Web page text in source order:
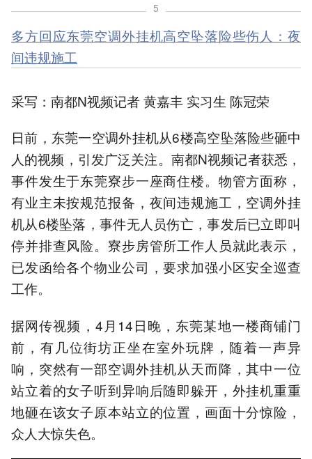
5
多方回应东莞空调外挂机高空坠落险些伤人：夜
间违规施工
采写：南都N视频记者 黄嘉丰 实习生 陈冠荣
日前，东莞一空调外挂机从6楼高空坠落险些砸中
人的视频，引发广泛关注。南都N视频记者获悉，
事件发生于东莞寮步一座商住楼。物管方面称，
有业主未按规范报备，夜间违规施工，空调外挂
机从6楼坠落，事件无人员伤亡，事发后已立即叫
停并排查风险。寮步房管所工作人员就此表示，
已发函给各个物业公司，要求加强小区安全巡查
工作。
据网传视频，4月14日晚，东莞某地一楼商铺门
前，有几位街坊正坐在室外玩牌，随着一声异
响，突然有一部空调外挂机从天而降，其中一位
站立着的女子听到异响后随即躲开，外挂机重重
地砸在该女子原本站立的位置，画面十分惊险，
众人大惊失色。